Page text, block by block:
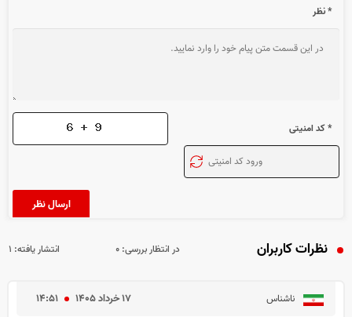
* نظر
* کد امنیتی
نظرات کاربران انتشار یافته: ۱ در انتظار بررسی: ۰
ناشناس ۱۴:۵۱ ۱۷ خرداد ۱۴۰۵